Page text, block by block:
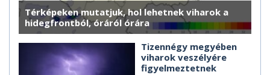
Térképeken mutatjuk, hol lehetnek viharok a
hidegfrontból, óráról órára
Tizennégy megyében
viharok veszélyére
figyelmeztetnek